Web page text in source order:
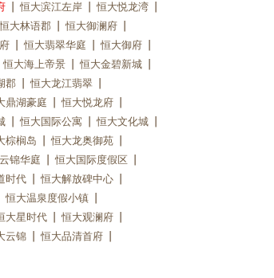
恒大滨江左岸
恒大悦龙湾
恒大林语郡
恒大御澜府
恒大翡翠华庭
恒大御府
恒大海上帝景
恒大金碧新城
郡
恒大龙江翡翠
鼎湖豪庭
恒大悦龙府
恒大国际公寓
恒大文化城
棕榈岛
恒大龙奥御苑
锦华庭
恒大国际度假区
时代
恒大解放碑中心
恒大温泉度假小镇
大星时代
恒大观澜府
云锦
恒大品清首府